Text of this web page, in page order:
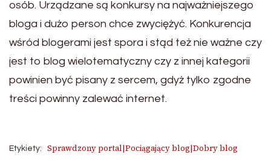
osób. Urządzane są konkursy na najważniejszego
bloga i dużo person chce zwyciężyć. Konkurencja
wśród blogerami jest spora i stąd też nie ważne czy
jest to blog wielotematyczny czy z innej kategorii
powinien być pisany z sercem, gdyż tylko zgodne
treści powinny zalewać internet.
Etykiety: Sprawdzony portal|Pociągający blog|Dobry blog